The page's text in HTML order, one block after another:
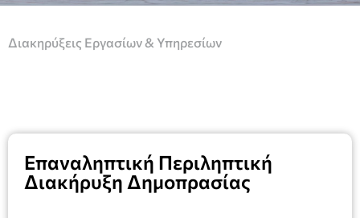
Διακηρύξεις Εργασίων & Υπηρεσίων
Επαναληπτική Περιληπτική
Διακήρυξη Δημοπρασίας